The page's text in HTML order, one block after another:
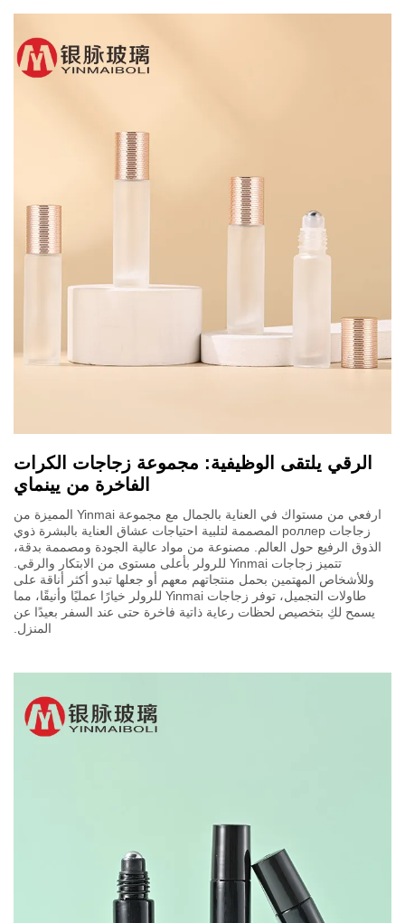
الرقي يلتقى الوظيفية: مجموعة زجاجات الكرات
الفاخرة من يينماي
ارفعي من مستواك في العناية بالجمال مع مجموعة Yinmai المميزة من
زجاجات роллер المصممة لتلبية احتياجات عشاق العناية بالبشرة ذوي
الذوق الرفيع حول العالم. مصنوعة من مواد عالية الجودة ومصممة بدقة،
تتميز زجاجات Yinmai للرولر بأعلى مستوى من الابتكار والرقي.
وللأشخاص المهتمين بحمل منتجاتهم معهم أو جعلها تبدو أكثر أناقة على
طاولات التجميل، توفر زجاجات Yinmai للرولر خيارًا عمليًا وأنيقًا، مما
يسمح لكِ بتخصيص لحظات رعاية ذاتية فاخرة حتى عند السفر بعيدًا عن
المنزل.